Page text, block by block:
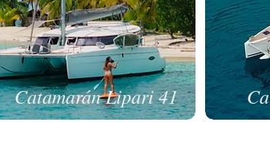
Catamarán Lipari 41